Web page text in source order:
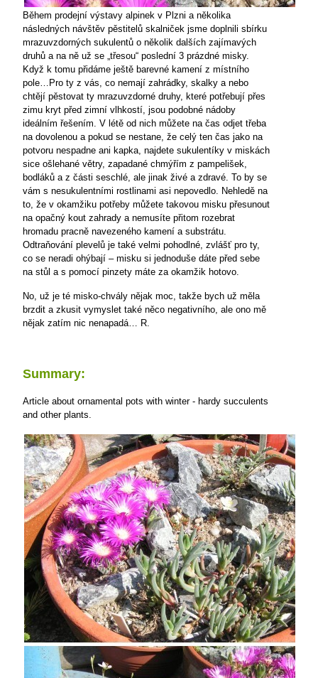
Během prodejní výstavy alpinek v Plzni a několika
následných návštěv pěstitelů skalniček jsme doplnili sbírku
mrazuvzdorných sukulentů o několik dalších zajímavých
druhů a na ně už se „třesou“ poslední 3 prázdné misky.
Když k tomu přidáme ještě barevné kamení z místního
pole…Pro ty z vás, co nemají zahrádky, skalky a nebo
chtějí pěstovat ty mrazuvzdorné druhy, které potřebují přes
zimu kryt před zimní vlhkostí, jsou podobné nádoby
ideálním řešením. V létě od nich můžete na čas odjet třeba
na dovolenou a pokud se nestane, že celý ten čas jako na
potvoru nespadne ani kapka, najdete sukulentíky v miskách
sice ošlehané větry, zapadané chmýřím z pampelišek,
bodláků a z části seschlé, ale jinak živé a zdravé. To by se
vám s nesukulentními rostlinami asi nepovedlo. Nehledě na
to, že v okamžiku potřeby můžete takovou misku přesunout
na opačný kout zahrady a nemusíte přitom rozebrat
hromadu pracně navezeného kamení a substrátu.
Odtraňování plevelů je také velmi pohodlné, zvlášť pro ty,
co se neradi ohýbají – misku si jednoduše dáte před sebe
na stůl a s pomocí pinzety máte za okamžik hotovo.
No, už je té misko-chvály nějak moc, takže bych už měla
brzdit a zkusit vymyslet také něco negativního, ale ono mě
nějak zatím nic nenapadá… R.
Summary:
Article about ornamental pots with winter - hardy succulents
and other plants.